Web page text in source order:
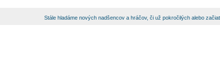
Stále hladáme nových nadšencov a hráčov, či už pokročilých alebo